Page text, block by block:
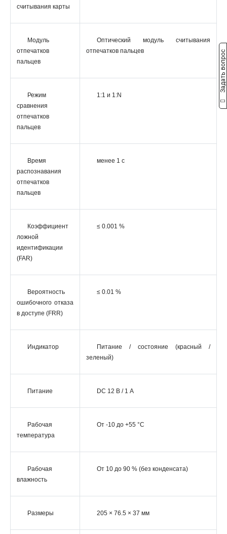
считывания карты
Модуль
отпечатков
пальцев
Оптический модуль считывания
отпечатков пальцев
Режим
сравнения
отпечатков
пальцев
1:1 и 1:N
Время
распознавания
отпечатков
пальцев
менее 1 с
Коэффициент
ложной
идентификации
(FAR)
≤ 0.001 %
Вероятность
ошибочного отказа
в доступе (FRR)
≤ 0.01 %
Индикатор
Питание / состояние (красный /
зеленый)
Питание DC 12 В / 1 А
Рабочая
температура
От -10 до +55 °C
Рабочая
влажность
От 10 до 90 % (без конденсата)
Размеры 205 × 76.5 × 37 мм
Задать вопрос